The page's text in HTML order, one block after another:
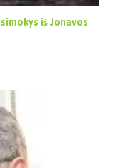
iš Jonavos